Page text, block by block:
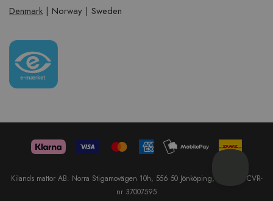
Denmark | Norway | Sweden
Kilands mattor AB. Norra Stigamovägen 10h, 556 50 Jönköping, Sweden. CVR-
nr 37007595